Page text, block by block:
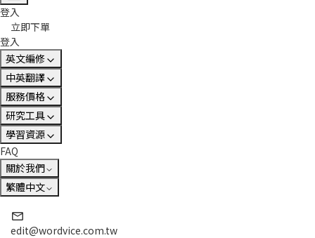
登入
立即下單
登入
英文編修
中英翻譯
服務價格
研究工具
學習資源
FAQ
關於我們
繁體中文
edit@wordvice.com.tw